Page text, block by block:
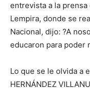
entrevista a la prensa
Lempira, donde se
Nacional, dijo: ?A
educaron para poder
Lo que se le olvida a
HERNÁNDEZ